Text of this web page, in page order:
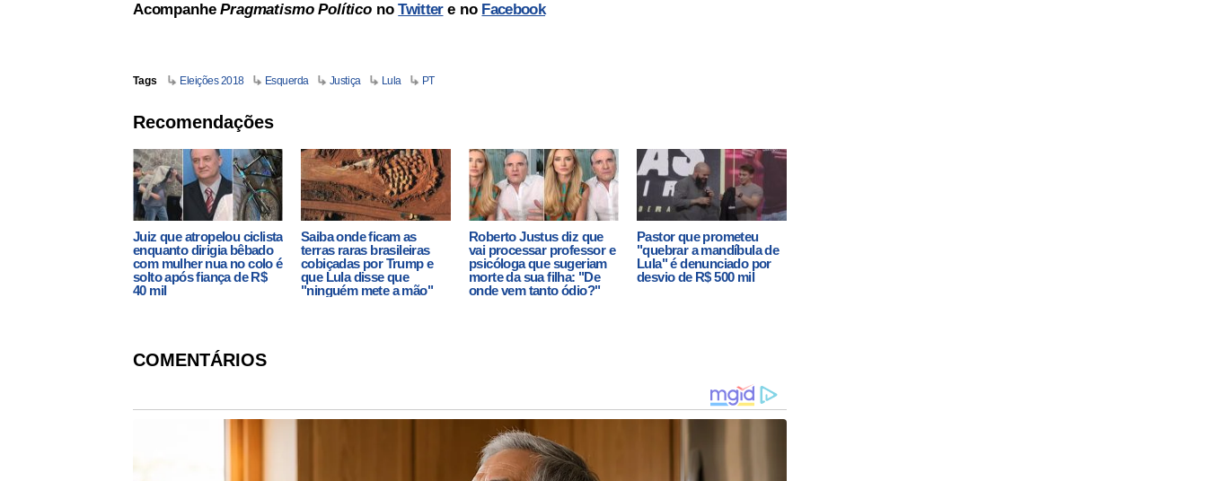
AcompanhePragmatismo PolíticonoTwittere no Facebook
Tags Eleições 2018 Esquerda Justiça Lula PT
Recomendações
Juiz que atropelou ciclista
enquanto dirigia bêbado
com mulher nua no colo é
solto após fiança de R$
40 mil
Saiba onde ficam as
terras raras brasileiras
cobiçadas por Trump e
que Lula disse que
"ninguém mete a mão"
Roberto Justus diz que
vai processar professor e
psicóloga que sugeriam
morte da sua filha: "De
onde vem tanto ódio?"
Pastor que prometeu
"quebrar a mandíbula de
Lula" é denunciado por
desvio de R$ 500 mil
COMENTÁRIOS